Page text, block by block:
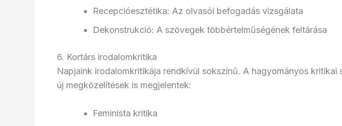
Recepcióesztétika: Az olvasói befogadás vizsgálata
Dekonstrukció: A szövegek többértelműségének feltárása
6. Kortárs irodalomkritika
Napjaink irodalomkritikája rendkívül sokszínű. A hagyományos kritikai
új megközelítések is megjelentek:
Feminista kritika